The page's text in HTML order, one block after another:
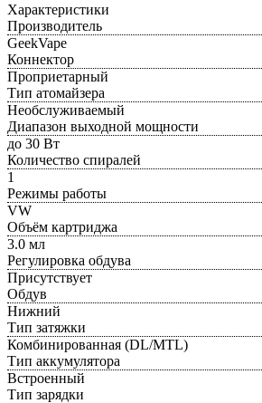
Характеристики
Производитель
GeekVape
Коннектор
Проприетарный
Тип атомайзера
Необслуживаемый
Диапазон выходной мощности
до 30 Вт
Количество спиралей
1
Режимы работы
VW
Объём картриджа
3.0 мл
Регулировка обдува
Присутствует
Обдув
Нижний
Тип затяжки
Комбинированная (DL/MTL)
Тип аккумулятора
Встроенный
Тип зарядки